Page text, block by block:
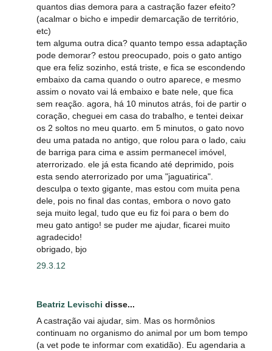
quantos dias demora para a castração fazer efeito?
(acalmar o bicho e impedir demarcação de território,
etc)
tem alguma outra dica? quanto tempo essa adaptação
pode demorar? estou preocupado, pois o gato antigo
que era feliz sozinho, está triste, e fica se escondendo
embaixo da cama quando o outro aparece, e mesmo
assim o novato vai lá embaixo e bate nele, que fica
sem reação. agora, há 10 minutos atrás, foi de partir o
coração, cheguei em casa do trabalho, e tentei deixar
os 2 soltos no meu quarto. em 5 minutos, o gato novo
deu uma patada no antigo, que rolou para o lado, caiu
de barriga para cima e assim permanecel imóvel,
aterrorizado. ele já esta ficando até deprimido, pois
esta sendo aterrorizado por uma "jaguatirica".
desculpa o texto gigante, mas estou com muita pena
dele, pois no final das contas, embora o novo gato
seja muito legal, tudo que eu fiz foi para o bem do
meu gato antigo! se puder me ajudar, ficarei muito
agradecido!
obrigado, bjo
29.3.12
Beatriz Levischi disse...
A castração vai ajudar, sim. Mas os hormônios
continuam no organismo do animal por um bom tempo
(a vet pode te informar com exatidão). Eu agendaria a